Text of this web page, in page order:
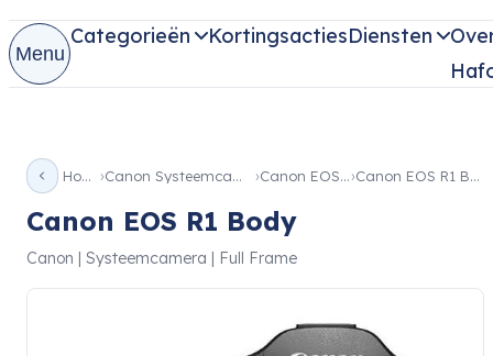
Menu
Categorieën KortingsactiesDiensten
Home Canon Systeemcamera Canon EOS R1 Canon EOS R1 Body
Canon EOS R1 Body
Canon | Systeemcamera | Full Frame